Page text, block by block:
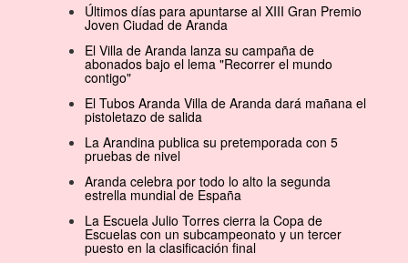
Últimos días para apuntarse al XIII Gran Premio
Joven Ciudad de Aranda
El Villa de Aranda lanza su campaña de
abonados bajo el lema "Recorrer el mundo
contigo"
El Tubos Aranda Villa de Aranda dará mañana el
pistoletazo de salida
La Arandina publica su pretemporada con 5
pruebas de nivel
Aranda celebra por todo lo alto la segunda
estrella mundial de España
La Escuela Julio Torres cierra la Copa de
Escuelas con un subcampeonato y un tercer
puesto en la clasificación final